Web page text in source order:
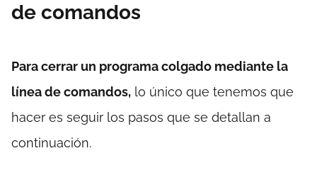
de comandos
Para cerrar un programa colgado mediante la
línea de comandos, lo único que tenemos que
hacer es seguir los pasos que se detallan a
continuación.